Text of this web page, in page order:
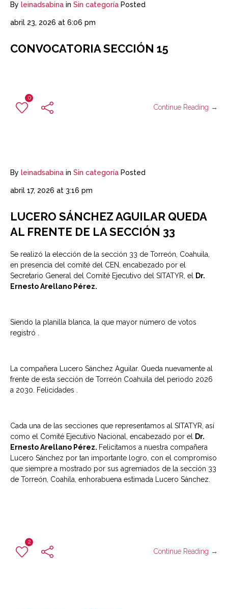
By leinadsabina in Sin categoría Posted
abril 23, 2026 at 6:06 pm
CONVOCATORIA SECCIÓN 15
0
Continue Reading →
By leinadsabina in Sin categoría Posted
abril 17, 2026 at 3:16 pm
LUCERO SÁNCHEZ AGUILAR QUEDA
AL FRENTE DE LA SECCIÓN 33
Se realizó la elección de la sección 33 de Torreón, Coahuila,
en presencia del comité del CEN, encabezado por el
Secretario General del Comité Ejecutivo del SITATYR, el
Dr.
Ernesto Arellano Pérez.
Siendo la planilla blanca, la que mayor número de votos
registró .
La compañera Lucero Sánchez Aguilar. Queda nuevamente al
frente de esta sección de Torreón Coahuila del periodo 2026
a 2030. Felicidades .
Cada una de las secciones que representamos al SITATYR, así
como el Comité Ejecutivo Nacional, encabezado por el
Dr.
Ernesto Arellano Pérez. Felicitamos a nuestra compañera
Lucero Sánchez por tan importante logro, con el compromiso
que siempre a mostrado por sus agremiados de la sección 33
de Torreón, Coahila, enhorabuena estimada Lucero Sánchez.
2
Continue Reading →